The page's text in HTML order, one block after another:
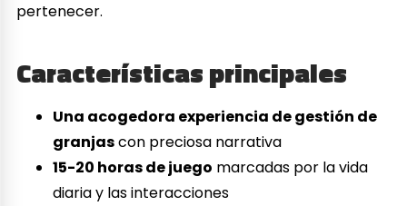
pertenecer.
Características principales
Una acogedora experiencia de gestión de
granjascon preciosa narrativa
15-20 horas de juego marcadas por la vida
diaria y las interacciones